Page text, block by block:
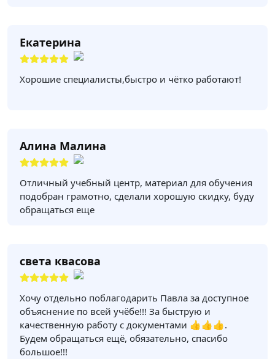
Екатерина
Хорошие специалисты,быстро и чётко работают!
Алина Малина
Отличный учебный центр, материал для обучения
подобран грамотно, сделали хорошую скидку, буду
обращаться еще
света квасова
Хочу отдельно поблагодарить Павла за доступное
объяснение по всей учёбе!!! За быструю и
качественную работу с документами 👍👍👍.
Будем обращаться ещё, обязательно, спасибо
большое!!!